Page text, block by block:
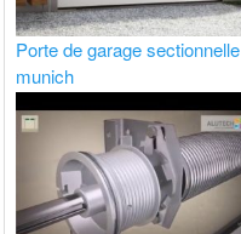
Porte de garage sectionnelle
munich